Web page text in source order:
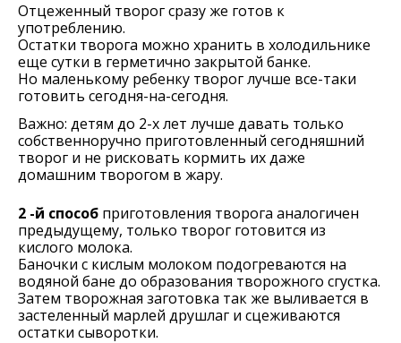
Отцеженный творог сразу же готов к
употреблению.
Остатки творога можно хранить в холодильнике
еще сутки в герметично закрытой банке.
Но маленькому ребенку творог лучше все-таки
готовить сегодня-на-сегодня.
Важно: детям до 2-х лет лучше давать только
собственноручно приготовленный сегодняшний
творог и не рисковать кормить их даже
домашним творогом в жару.
2 -й способ приготовления творога аналогичен
предыдущему, только творог готовится из
кислого молока.
Баночки с кислым молоком подогреваются на
водяной бане до образования творожного сгустка.
Затем творожная заготовка так же выливается в
застеленный марлей друшлаг и сцеживаются
остатки сыворотки.